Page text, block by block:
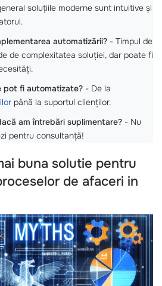
soluțiile moderne sunt intuitive și
automatizării? - Timpul de
de complexitatea soluției, dar poate fi
pot fi automatizate? - De la
până la suportul clienților.
am întrebări suplimentare? - Nu
pentru consultanță!
buna solutie pentru
de afaceri in